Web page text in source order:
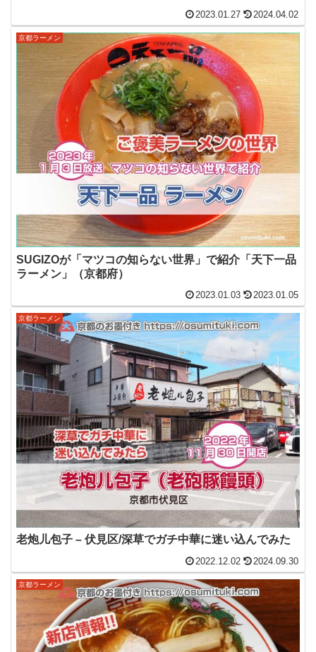
2023.01.27 2024.04.02
京都ラーメン
SUGIZOが「マツコの知らない世界」で紹介「天下一品
ラーメン」（京都府）
2023.01.03 2023.01.05
京都ラーメン
老炮儿包子 – 伏見区/深草でガチ中華に迷い込んでみた
2022.12.02 2024.09.30
京都ラーメン